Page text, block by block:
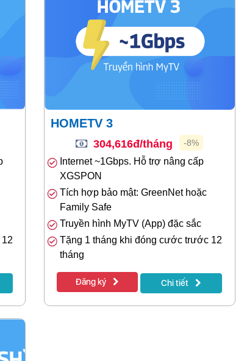
HOMETV 3
304,616đ/tháng -8%
Internet ~1Gbps. Hỗ trợ nâng cấp
XGSPON
Tích hợp bảo mật: GreenNet hoặc
Family Safe
Truyền hình MyTV (App) đặc sắc
Tặng 1 tháng khi đóng cước trước 12
tháng
Đăng ký Chi tiết